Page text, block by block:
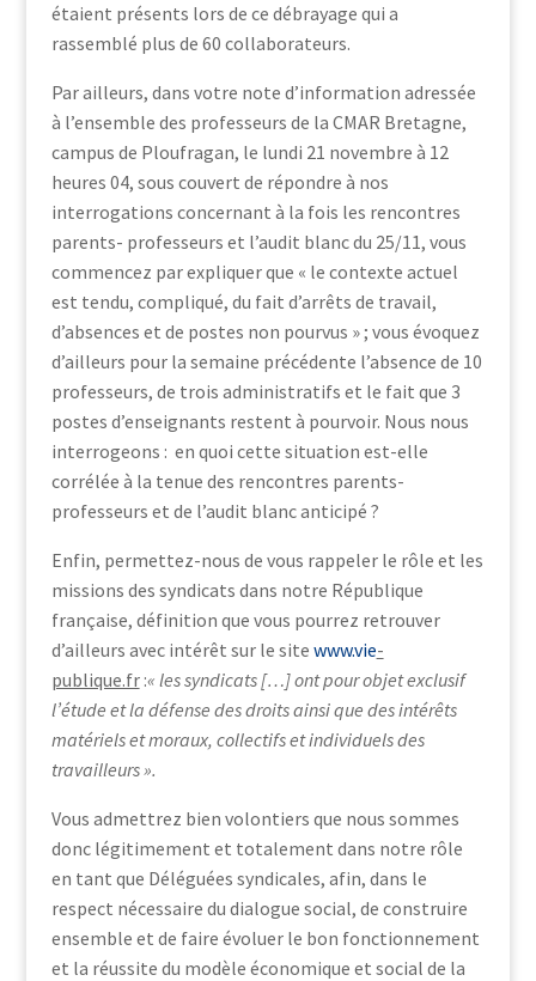
étaient présents lors de ce débrayage qui a
rassemblé plus de 60 collaborateurs.
Par ailleurs, dans votre note d’information adressée
à l’ensemble des professeurs de la CMAR Bretagne,
campus de Ploufragan, le lundi 21 novembre à 12
heures 04, sous couvert de répondre à nos
interrogations concernant à la fois les rencontres
parents- professeurs et l’audit blanc du 25/11, vous
commencez par expliquer que « le contexte actuel
est tendu, compliqué, du fait d’arrêts de travail,
d’absences et de postes non pourvus » ; vous évoquez
d’ailleurs pour la semaine précédente l’absence de 10
professeurs, de trois administratifs et le fait que 3
postes d’enseignants restent à pourvoir. Nous nous
interrogeons : en quoi cette situation est-elle
corrélée à la tenue des rencontres parents-
professeurs et de l’audit blanc anticipé ?
Enfin, permettez-nous de vous rappeler le rôle et les
missions des syndicats dans notre République
française, définition que vous pourrez retrouver
d’ailleurs avec intérêt sur le site www.vie-
publique.fr:« les syndicats […] ont pour objet exclusif
l’étude et la défense des droits ainsi que des intérêts
matériels et moraux, collectifs et individuels des
travailleurs ».
Vous admettrez bien volontiers que nous sommes
donc légitimement et totalement dans notre rôle
en tant que Déléguées syndicales, afin, dans le
respect nécessaire du dialogue social, de construire
ensemble et de faire évoluer le bon fonctionnement
et la réussite du modèle économique et social de la